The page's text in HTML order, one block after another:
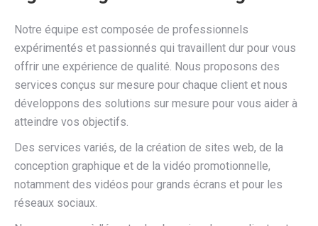
Notre équipe est composée de professionnels
expérimentés et passionnés qui travaillent dur pour vous
offrir une expérience de qualité. Nous proposons des
services conçus sur mesure pour chaque client et nous
développons des solutions sur mesure pour vous aider à
atteindre vos objectifs.
Des services variés, de la création de sites web, de la
conception graphique et de la vidéo promotionnelle,
notamment des vidéos pour grands écrans et pour les
réseaux sociaux.